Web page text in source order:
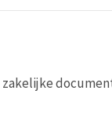
zakelijke